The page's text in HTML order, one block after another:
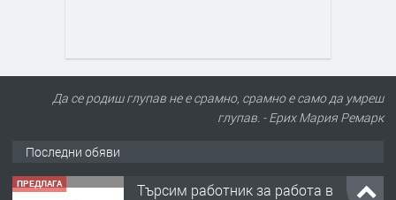
Да се родиш глупав не е срамно, срамно е само да умреш
глупав. - Ерих Мария Ремарк
Последни обяви
ПРЕДЛАГА
Търсим работник за работа в